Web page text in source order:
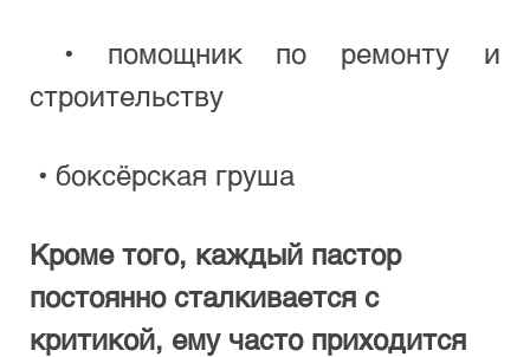
строительству
• боксёрская груша
Кроме того, каждый пастор
постоянно сталкивается с
критикой, ему часто приходится